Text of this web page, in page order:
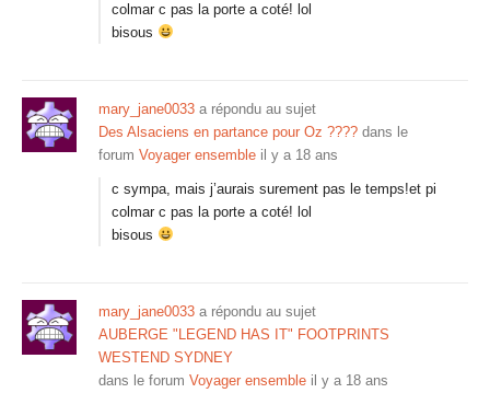
colmar c pas la porte a coté! lol
bisous
mary_jane0033 a répondu au sujet
Des Alsaciens en partance pour Oz ???? dans le
forum Voyager ensemble il y a 18 ans
c sympa, mais j’aurais surement pas le temps!et pi
colmar c pas la porte a coté! lol
bisous
mary_jane0033 a répondu au sujet
AUBERGE "LEGEND HAS IT" FOOTPRINTS
WESTEND SYDNEY
dans le forum Voyager ensemble il y a 18 ans